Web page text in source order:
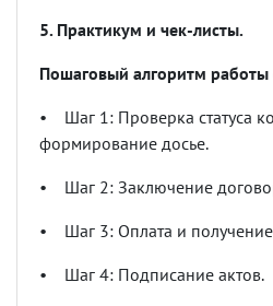
5. Практикум и чек-листы.
Пошаговый алгоритм работы
• Шаг 1: Проверка статуса
формирование досье.
• Шаг 2: Заключение
• Шаг 3: Оплата и
• Шаг 4: Подписание актов.